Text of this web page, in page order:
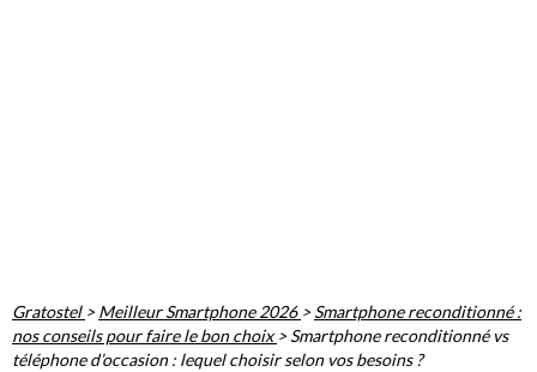
Gratostel >Meilleur Smartphone 2026 >Smartphone reconditionné :
nos conseils pour faire le bon choix >Smartphone reconditionné vs
téléphone d’occasion : lequel choisir selon vos besoins ?